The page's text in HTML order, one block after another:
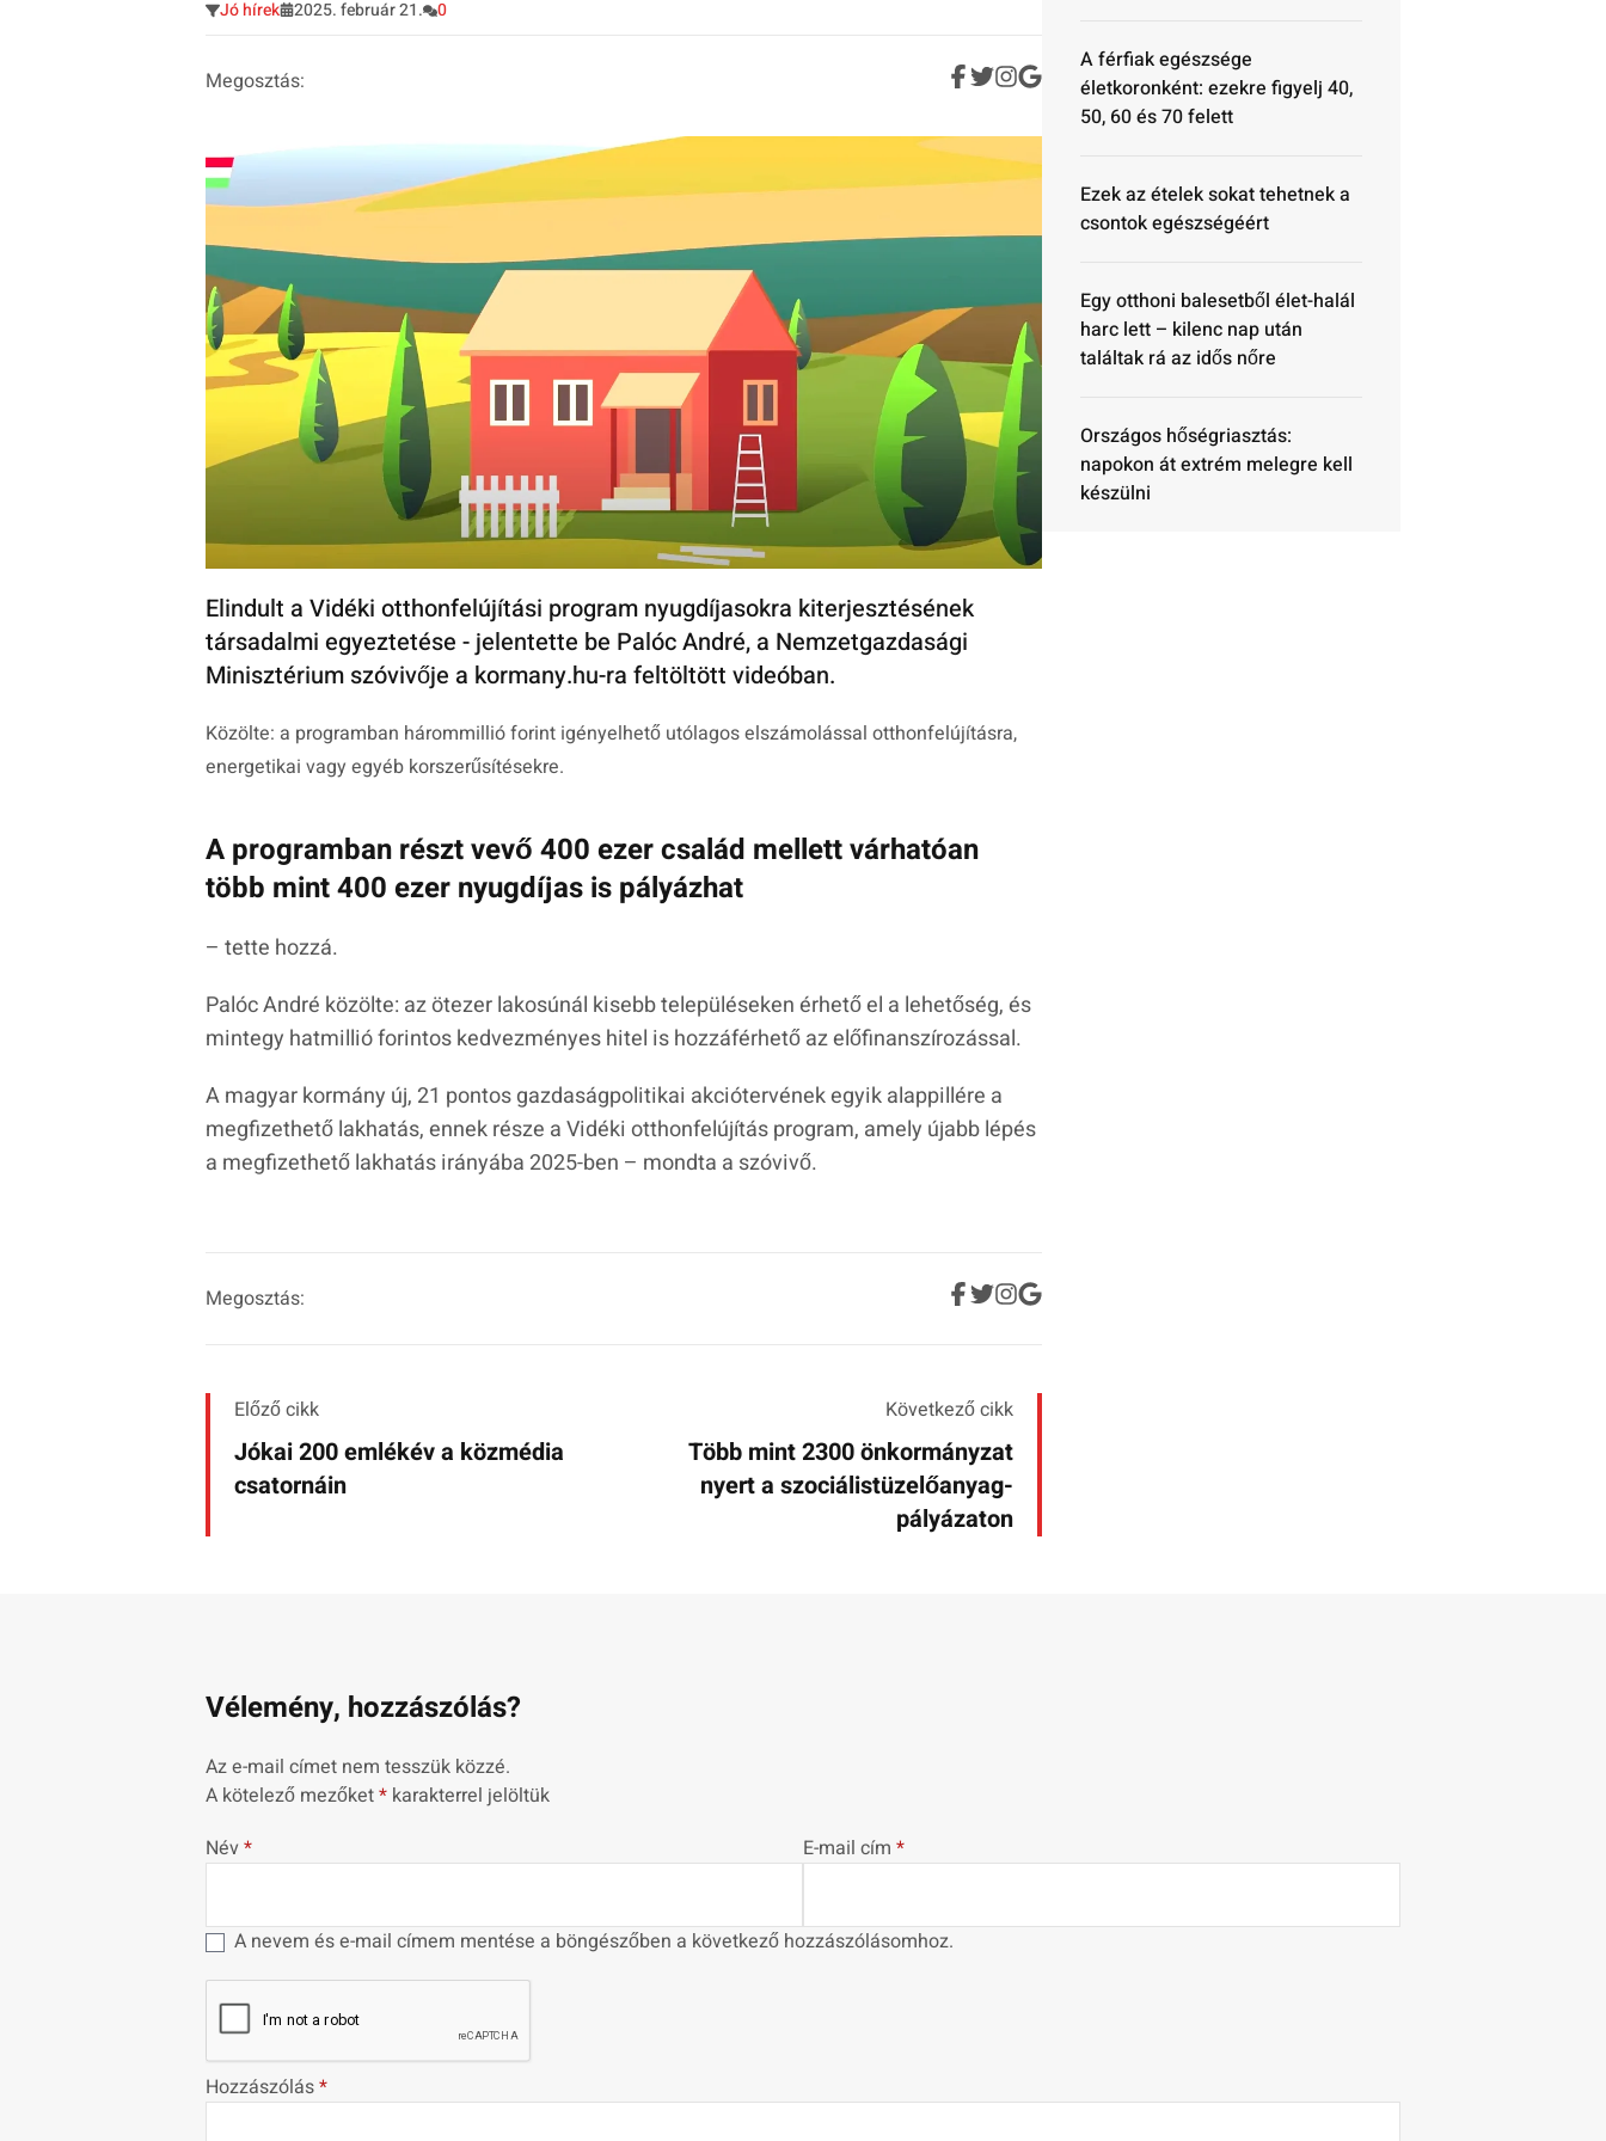
Jó hírek 2025. február 21. 0
Megosztás:
Elindult a Vidéki otthonfelújítási program nyugdíjasokra kiterjesztésének
társadalmi egyeztetése - jelentette be Palóc André, a Nemzetgazdasági
Minisztérium szóvivője a kormany.hu-ra feltöltött videóban.
Közölte: a programban hárommillió forint igényelhető utólagos elszámolással otthonfelújításra,
energetikai vagy egyéb korszerűsítésekre.
A programban részt vevő 400 ezer család mellett várhatóan
több mint 400 ezer nyugdíjas is pályázhat
– tette hozzá.
Palóc André közölte: az ötezer lakosúnál kisebb településeken érhető el a lehetőség, és
mintegy hatmillió forintos kedvezményes hitel is hozzáférhető az előfinanszírozással.
A magyar kormány új, 21 pontos gazdaságpolitikai akciótervének egyik alappillére a
megfizethető lakhatás, ennek része a Vidéki otthonfelújítás program, amely újabb lépés
a megfizethető lakhatás irányába 2025-ben – mondta a szóvivő.
Megosztás:
Előző cikk
Jókai 200 emlékév a közmédia
csatornáin
Következő cikk
Több mint 2300 önkormányzat
nyert a szociálistüzelőanyag-
pályázaton
A férfiak egészsége
életkoronként: ezekre figyelj 40,
50, 60 és 70 felett
Ezek az ételek sokat tehetnek a
csontok egészségéért
Egy otthoni balesetből élet-halál
harc lett – kilenc nap után
találtak rá az idős nőre
Országos hőségriasztás:
napokon át extrém melegre kell
készülni
Vélemény, hozzászólás?
Az e-mail címet nem tesszük közzé.
A kötelező mezőket* karakterrel jelöltük
Név* E-mail cím *
A nevem és e-mail címem mentése a böngészőben a következő hozzászólásomhoz.
Hozzászólás*